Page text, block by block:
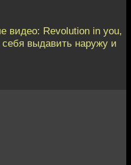
видео: Revolution in you,
выдавить наружу и